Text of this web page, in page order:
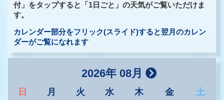
付」をタップすると「1日ごと」の天気がご覧いただけま
す。
カレンダー部分をフリック(スライド)すると翌月のカレン
ダーがご覧になれます
2026年 08月
日 月 火 水 木 金 土